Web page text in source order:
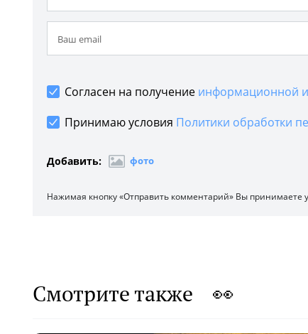
Согласен на получение информационной
Принимаю условия Политики обработки
Добавить: фото
Нажимая кнопку «Отправить комментарий» Вы принимаете
Смотрите также 👀